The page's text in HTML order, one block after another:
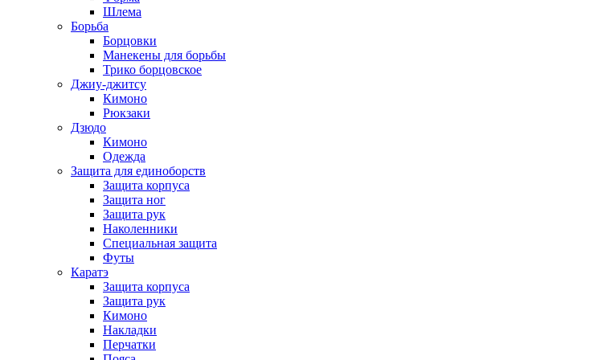
Шлема
Борьба
Борцовки
Манекены для борьбы
Трико борцовское
Джиу-джитсу
Кимоно
Рюкзаки
Дзюдо
Кимоно
Одежда
Защита для единоборств
Защита корпуса
Защита ног
Защита рук
Наколенники
Специальная защита
Футы
Каратэ
Защита корпуса
Защита рук
Кимоно
Накладки
Перчатки